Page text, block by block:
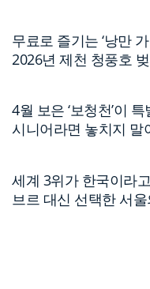
무료로 즐기는 ‘낭만
2026년 제천 청풍호
4월 보은 ‘보청천’이
시니어라면 놓치지 말
세계 3위가 한국이라
브르 대신 선택한 서